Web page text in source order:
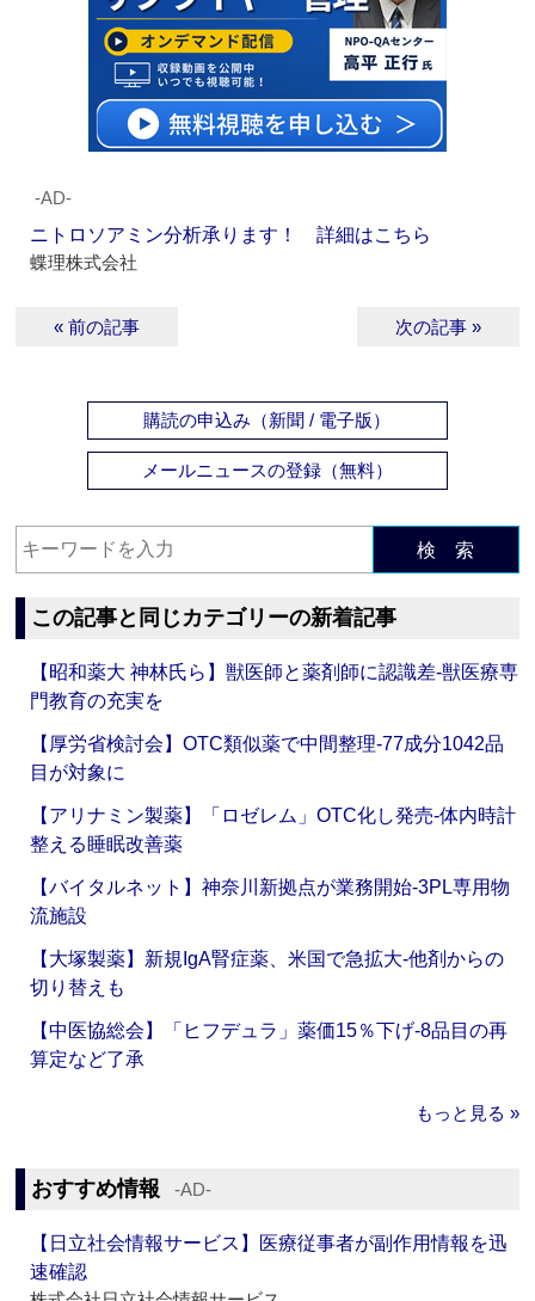
‐AD‐
ニトロソアミン分析承ります！ 詳細はこちら
蝶理株式会社
« 前の記事 次の記事 »
購読の申込み（新聞 / 電子版）
メールニュースの登録（無料）
検 索
この記事と同じカテゴリーの新着記事
【昭和薬大 神林氏ら】獣医師と薬剤師に認識差‐獣医療専
門教育の充実を
【厚労省検討会】OTC類似薬で中間整理‐77成分1042品
目が対象に
【アリナミン製薬】「ロゼレム」OTC化し発売‐体内時計
整える睡眠改善薬
【バイタルネット】神奈川新拠点が業務開始‐3PL専用物
流施設
【大塚製薬】新規IgA腎症薬、米国で急拡大‐他剤からの
切り替えも
【中医協総会】「ヒフデュラ」薬価15％下げ‐8品目の再
算定など了承
もっと見る »
おすすめ情報 ‐AD‐
【日立社会情報サービス】医療従事者が副作用情報を迅
速確認